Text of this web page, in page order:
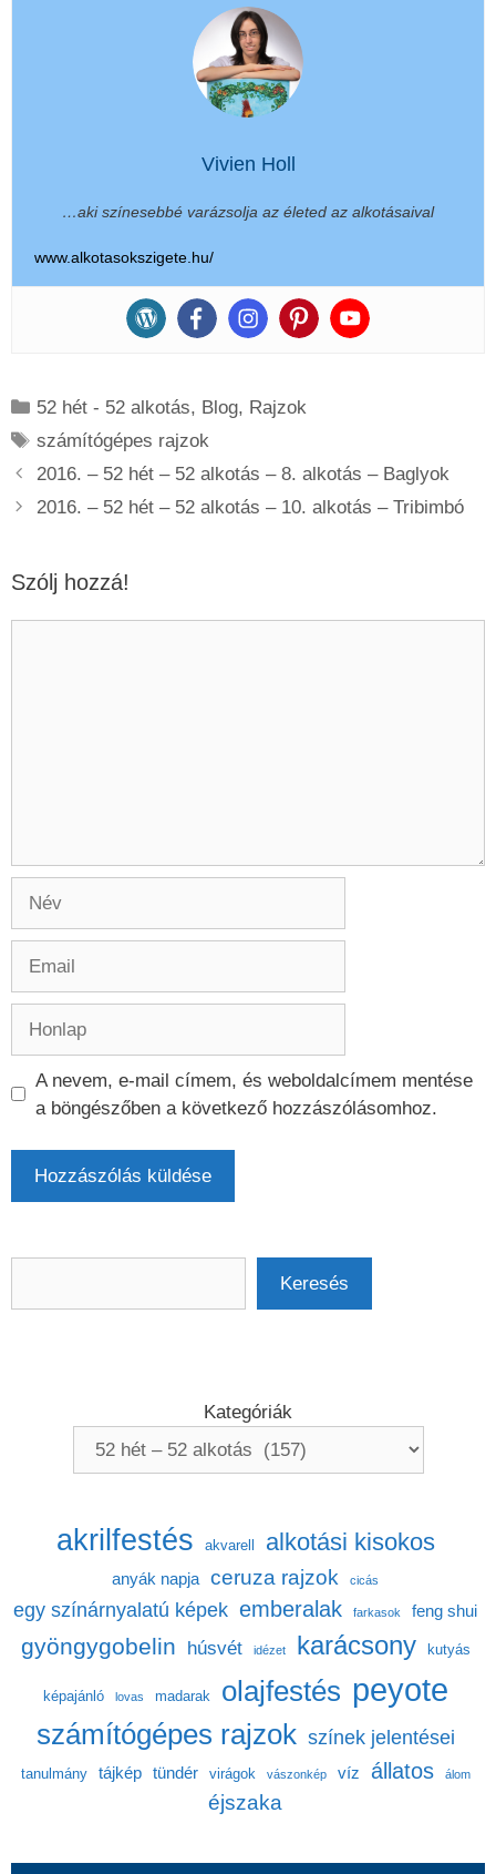
Vivien Holl
…aki színesebbé varázsolja az életed az alkotásaival
www.alkotasokszigete.hu/
Kategória
52 hét - 52 alkotás, Blog, Rajzok
Címkék
számítógépes rajzok
2016. – 52 hét – 52 alkotás – 8. alkotás – Baglyok
2016. – 52 hét – 52 alkotás – 10. alkotás – Tribimbó
Szólj hozzá!
A nevem, e-mail címem, és weboldalcímem mentése
a böngészőben a következő hozzászólásomhoz.
Keresés
Kategóriák
akrilfestés akvarell alkotási kisokos
anyák napja ceruza rajzok cicás
egy színárnyalatú képek emberalak farkasok feng shui
gyöngygobelin húsvét idézet karácsony kutyás
képajánló lovas madarak olajfestés peyote
számítógépes rajzok színek jelentései
tanulmány tájkép tündér virágok vászonkép víz állatos álom
éjszaka